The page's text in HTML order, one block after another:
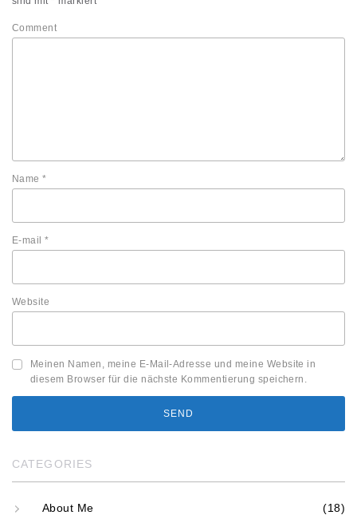
Comment
Name*
E-mail*
Website
Meinen Namen, meine E-Mail-Adresse und meine Website in
diesem Browser für die nächste Kommentierung speichern.
CATEGORIES
About Me
(18)